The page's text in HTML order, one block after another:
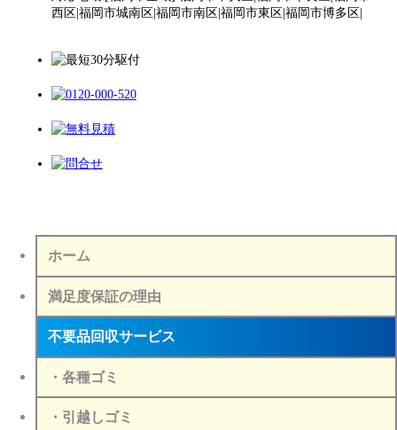
西区|福岡市城南区|福岡市南区|福岡市東区|福岡市博多区|
ホーム
満足度保証の理由
不要品回収サービス
・各種ゴミ
・引越しゴミ